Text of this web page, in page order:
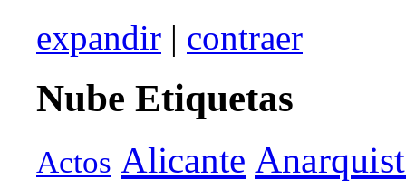
expandir | contraer
Nube Etiquetas
Actos Alicante